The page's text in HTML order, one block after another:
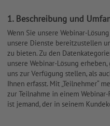
1. Beschreibung und
Wenn Sie unsere Webinar-
unsere Dienste bereitzustellen
zu bieten. Zu den
unsere Webinar-Lösung
uns zur Verfügung stellen, als
Ihnen erfasst. Mit „Teilnehmer“
zur Teilnahme in einem Webinar-
ist jemand, der in seinem